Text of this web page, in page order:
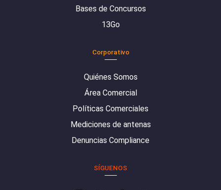
Bases de Concursos
13Go
Corporativo
Quiénes Somos
Área Comercial
Políticas Comerciales
Mediciones de antenas
Denuncias Compliance
SÍGUENOS